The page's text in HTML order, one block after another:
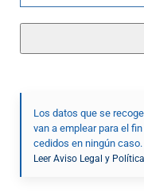
Los datos que se
van a emplear para el
cedidos en ningún caso.
Leer Aviso Legal y